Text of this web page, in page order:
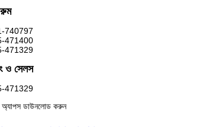
740797
471400
471329
ও সেলস
471329
অ্যাপস ডাউনলোড করুন